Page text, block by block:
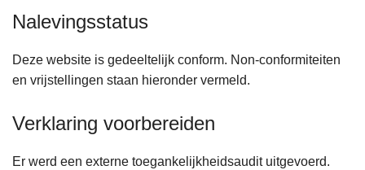
Nalevingsstatus
Deze website is gedeeltelijk conform. Non-conformiteiten
en vrijstellingen staan hieronder vermeld.
Verklaring voorbereiden
Er werd een externe toegankelijkheidsaudit uitgevoerd.